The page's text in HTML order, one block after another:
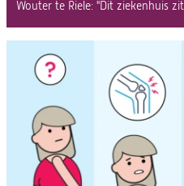
Wouter te Riele: "Dit ziekenhuis